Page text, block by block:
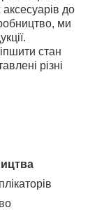
до
ми
стан
різні